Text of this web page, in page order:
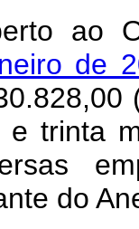
ao
de
e trinta
do